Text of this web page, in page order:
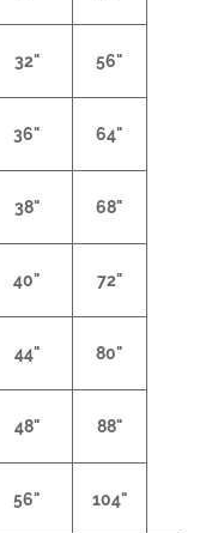
32" 56"
36" 64"
38" 68"
40" 72"
44" 80"
48" 88"
56" 104"